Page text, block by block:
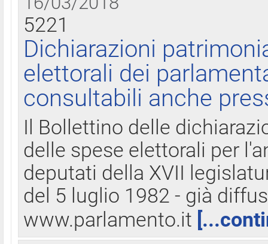
5221
Dichiarazioni
elettorali dei
consultabili anche
Il Bollettino delle
delle spese elettorali per
deputati della XVII
del 5 luglio 1982 - già
www.parlamento.it